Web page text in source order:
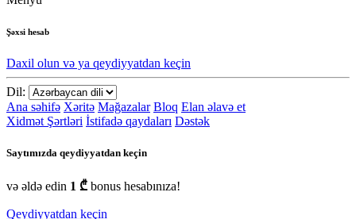
Şəxsi hesab
Daxil olun və ya qeydiyyatdan keçin
Dil:
Ana səhifə Xəritə Mağazalar Bloq Elan əlavə et
Xidmət Şərtləri İstifadə qaydaları Dəstək
Saytımızda qeydiyyatdan keçin
və əldə edin 1 ₾ bonus hesabınıza!
Qeydiyyatdan keçin